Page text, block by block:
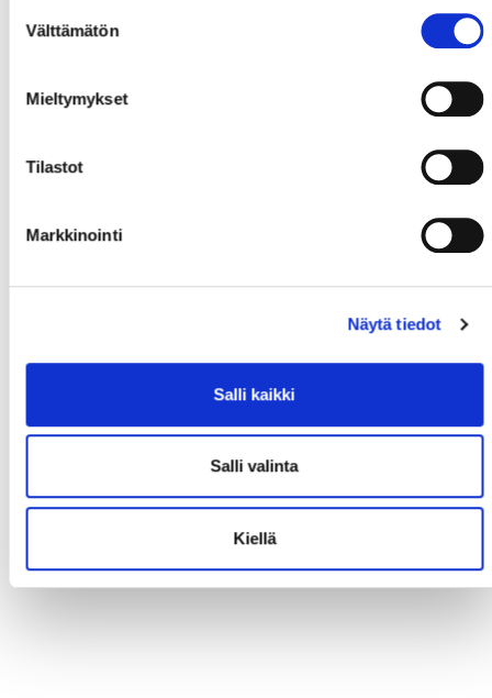
valinta
Välttämätön
Mieltymykset
Tilastot
Markkinointi
Näytä tiedot
Salli kaikki
Salli valinta
Kiellä